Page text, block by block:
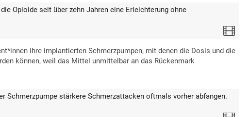
Opioide seit über zehn Jahren eine Erleichterung ohne
ihre implantierten Schmerzpumpen, mit denen die Dosis und die
können, weil das Mittel unmittelbar an das Rückenmark
Schmerzpumpe stärkere Schmerzattacken oftmals vorher abfangen.